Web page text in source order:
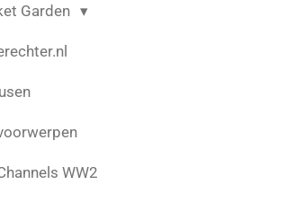
Garden
WW2